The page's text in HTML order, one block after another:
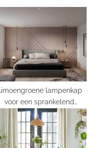
Limoengroene lampenkap
voor een sprankelend
interieur